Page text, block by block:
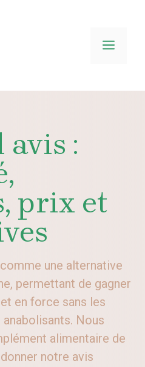
:
prix et
une alternative
permettant de gagner
en force sans les
Nous
alimentaire de
notre avis